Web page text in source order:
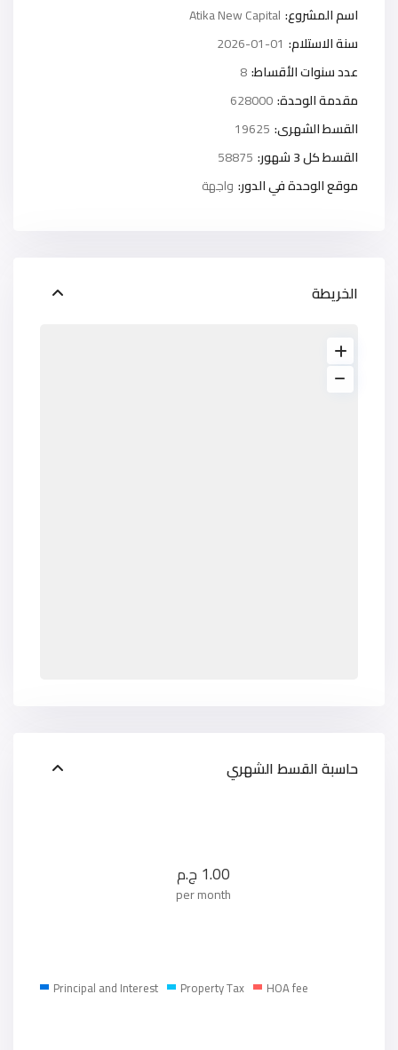
اسم المشروع: Atika New Capital
سنة الاستلام: 2026-01-01
عدد سنوات الأقساط:8
مقدمة الوحدة:628000
القسط الشهرى: 19625
القسط كل 3 شهور:
58875
موقع الوحدة في الدور: واجهة
الخريطة
حاسبة القسط الشهري
1.00 ج.م
per month
Principal and Interest Property Tax HOA fee